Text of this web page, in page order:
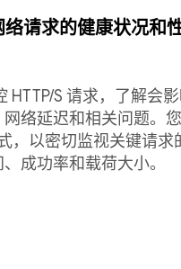
络请求的健康状况和
HTTP/S 请求，了解会
络延迟和相关问题。
，以密切监视关键请求
、成功率和载荷大小。